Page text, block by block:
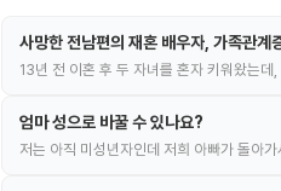
사망한 전남편의 재혼 배우자, 가족관계
13년 전 이혼 후 두 자녀를 혼자 키워왔는
엄마 성으로 바꿀 수 있나요?
저는 아직 미성년자인데 저희 아빠가 돌아